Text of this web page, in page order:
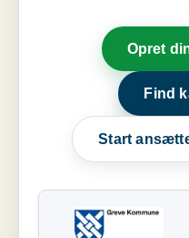
Opret
Find
Start